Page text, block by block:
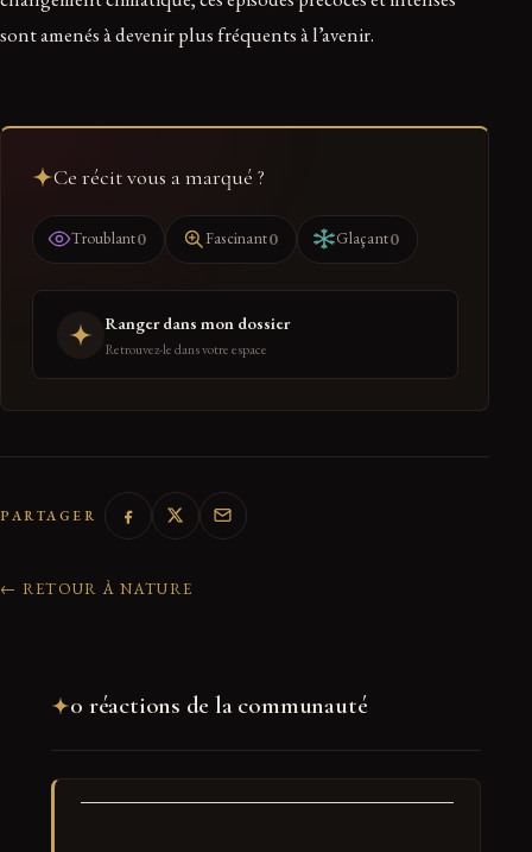
sont amenés à devenir plus fréquents à l’avenir.
Ce récit vous a marqué ?
Troublant0 Fascinant0 Glaçant0
Ranger dans mon dossier
Retrouvez-le dans votre espace
PARTAGER
← RETOUR À NATURE
0 réactions de la communauté